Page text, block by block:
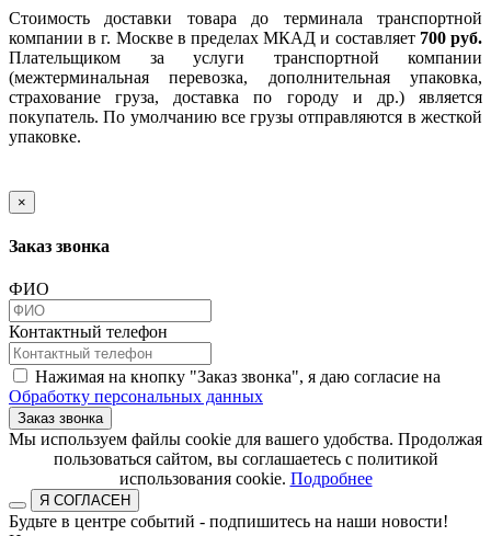
Стоимость доставки товара до терминала транспортной
компании в г. Москве в пределах МКАД и составляет 700 руб.
Плательщиком за услуги транспортной компании
(межтерминальная перевозка, дополнительная упаковка,
страхование груза, доставка по городу и др.) является
покупатель. По умолчанию все грузы отправляются в жесткой
упаковке.
×
Заказ звонка
ФИО
Контактный телефон
Нажимая на кнопку "Заказ звонка", я даю согласие на
Обработку персональных данных
Заказ звонка
​​​​​​​Мы используем файлы cookie для вашего удобства. Продолжая
пользоваться сайтом, вы соглашаетесь с политикой
использования cookie.​​​​​​​ Подробнее
Я СОГЛАСЕН
Будьте в центре событий - подпишитесь на наши новости!